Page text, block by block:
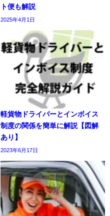
ト便も解説
2025年4月1日
軽貨物ドライバーとインボイス
制度の関係を簡単に解説【図解
あり】
2023年6月17日